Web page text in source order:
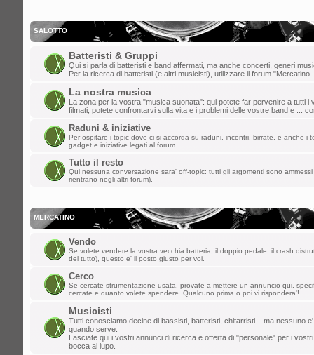
dajazz
»e' quasi natale!
lun dic 09, 2024 3:48 pm
matteo t»weeee
dom dic 01, 2024 9:20 pm
dajazz»finalmente sono riuscito a
creato l'account!!
sab nov 02, 2024 2:21 pm
kazurga»ben ritornata , ciao a tutti
MASTERCUSTOM»Ciao a tutti, non
mer set 04, 2024 9:23 am
*Davide*»pulizia dello spam
mer ago 28, 2024 1:20 pm
kidg » ormai suono solo i citofoni ma
vecchi del forum!
lun ago 05, 2024 12:39 pm
SALOTTO
Batteristi & Gruppi
Qui si parla di batteristi e band affermati, ma anche concerti, generi
Per la ricerca di batteristi (e altri musicisti), utilizzare il forum "Mercatino
La nostra musica
La zona per la vostra "musica suonata": qui potete far pervenire a tutti i
filmati, potete confrontarvi sulla vita e i problemi delle vostre band e ...
Raduni & iniziative
Per ospitare i topic dove ci si accorda su raduni, incontri, birrate, e anche i
gadget e iniziative legati al forum.
Tutto il resto
Qui nessuna conversazione sara' off-topic: tutti gli argomenti sono
rientrano negli altri forum).
MERCATINO
Vendo
Se volete vendere la vostra vecchia batteria, il doppio pedale, il crash
del tutto), questo e' il posto giusto per voi.
Cerco
Se cercate strumentazione usata, provate a mettere un annuncio qui,
cercate e quanto volete spendere. Qualcuno prima o poi vi rispondera'!
Musicisti
Tutti conosciamo decine di bassisti, batteristi, chitarristi... ma nessuno
quando serve.
Lasciate qui i vostri annunci di ricerca e offerta di "personale" per i
bocca al lupo.